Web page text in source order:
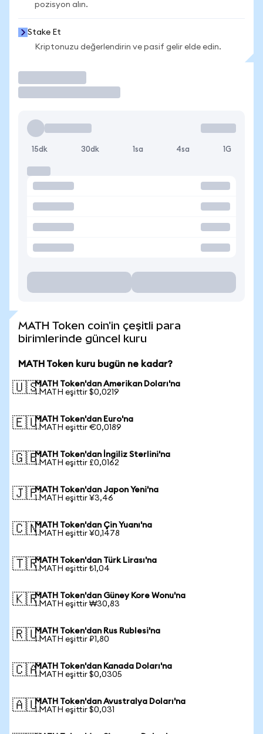
pozisyon alın.
Stake Et
Kriptonuzu değerlendirin ve pasif gelir elde edin.
15dk 30dk 1sa 4sa 1G
MATH Token coin'in çeşitli para
birimlerinde güncel kuru
MATH Token kuru bugün ne kadar?
🇺🇸MATH Token'dan Amerikan Doları'na
1 MATH eşittir $0,0219
🇪🇺MATH Token'dan Euro'na
1 MATH eşittir €0,0189
🇬🇧MATH Token'dan İngiliz Sterlini'na
1 MATH eşittir £0,0162
🇯🇵MATH Token'dan Japon Yeni'na
1 MATH eşittir ¥3,46
🇨🇳MATH Token'dan Çin Yuanı'na
1 MATH eşittir ¥0,1478
🇹🇷MATH Token'dan Türk Lirası'na
1 MATH eşittir ₺1,04
🇰🇷MATH Token'dan Güney Kore Wonu'na
1 MATH eşittir ₩30,83
🇷🇺MATH Token'dan Rus Rublesi'na
1 MATH eşittir ₽1,80
🇨🇦MATH Token'dan Kanada Doları'na
1 MATH eşittir $0,0305
🇦🇺MATH Token'dan Avustralya Doları'na
1 MATH eşittir $0,031